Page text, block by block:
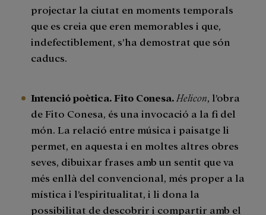
projectar la ciutat en moments temporals
que es creia que eren memorables i que,
indefectiblement, s’ha demostrat que són
caducs.
Intenció poètica. Fito Conesa. Helicon , l’obra
de Fito Conesa, és una invocació a la fi del
món. La relació entre música i paisatge li
permet, en aquesta i en moltes altres obres
seves, dibuixar frases amb un sentit que va
més enllà del convencional, més proper a la
mística i l’espiritualitat, i li dona la
possibilitat de descobrir i compartir amb el